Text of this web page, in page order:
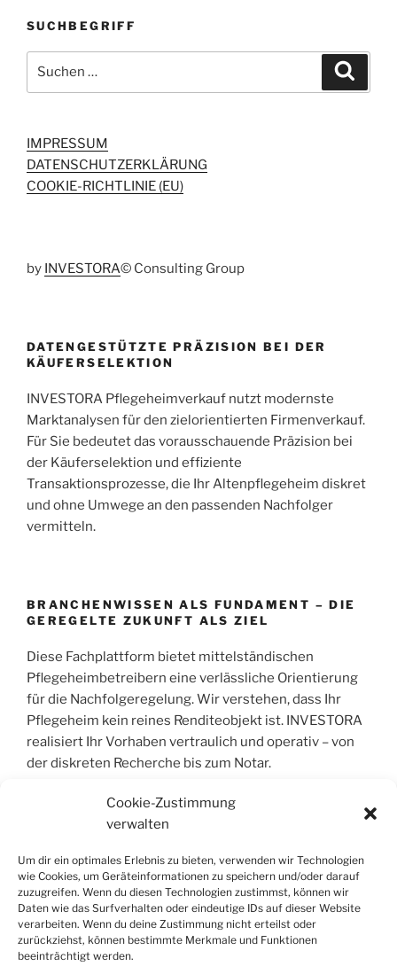
Cookie-Zustimmung
verwalten
Um dir ein optimales Erlebnis zu bieten, verwenden wir Technologien
wie Cookies, um Geräteinformationen zu speichern und/oder darauf
zuzugreifen. Wenn du diesen Technologien zustimmst, können wir
Daten wie das Surfverhalten oder eindeutige IDs auf dieser Website
verarbeiten. Wenn du deine Zustimmung nicht erteilst oder
zurückziehst, können bestimmte Merkmale und Funktionen
beeinträchtigt werden.
SUCHBEGRIFF
nach:
IMPRESSUM
DATENSCHUTZERKLÄRUNG
COOKIE-RICHTLINIE (EU)
by INVESTORA© Consulting Group
DATENGESTÜTZTE PRÄZISION BEI DER
KÄUFERSELEKTION
INVESTORA Pflegeheimverkauf nutzt modernste
Marktanalysen für den zielorientierten Firmenverkauf.
Für Sie bedeutet das vorausschauende Präzision bei
der Käuferselektion und effiziente
Transaktionsprozesse, die Ihr Altenpflegeheim diskret
und ohne Umwege an den passenden Nachfolger
vermitteln.
BRANCHENWISSEN ALS FUNDAMENT – DIE
GEREGELTE ZUKUNFT ALS ZIEL
Diese Fachplattform bietet mittelständischen
Pflegeheimbetreibern eine verlässliche Orientierung
für die Nachfolgeregelung. Wir verstehen, dass Ihr
Pflegeheim kein reines Renditeobjekt ist. INVESTORA
realisiert Ihr Vorhaben vertraulich und operativ – von
der diskreten Recherche bis zum Notar.
GMBH & CO. KG. ALLE RECHTE VORBEHALT
Alle Informationen wurden sorgfältig
zusammengestellt, jedoch wird jegliche Haftung für
Richtigkeit und Vollständigkeit ausgeschlossen. Die
Inhalte dienen der allgemeinen Information und stellen